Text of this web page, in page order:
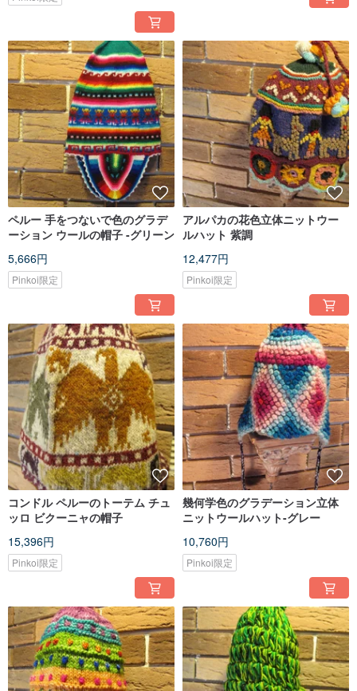
ペルー 手をつないで色のグラデ
ーション ウールの帽子 -グリーン
5,666円
Pinkoi限定
アルパカの花色立体ニットウー
ルハット 紫調
12,477円
Pinkoi限定
コンドル ペルーのトーテム チュ
ッロ ビクーニャの帽子
15,396円
Pinkoi限定
幾何学色のグラデーション立体
ニットウールハット-グレー
10,760円
Pinkoi限定